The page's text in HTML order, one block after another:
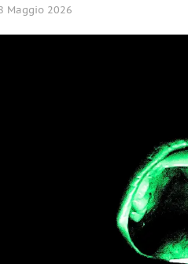
Maggio 2026